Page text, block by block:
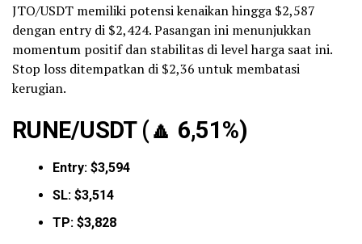
JTO/USDT memiliki potensi kenaikan hingga $2,587
dengan entry di $2,424. Pasangan ini menunjukkan
momentum positif dan stabilitas di level harga saat ini.
Stop loss ditempatkan di $2,36 untuk membatasi
kerugian.
RUNE/USDT (🔼 6,51%)
Entry: $3,594
SL: $3,514
TP: $3,828